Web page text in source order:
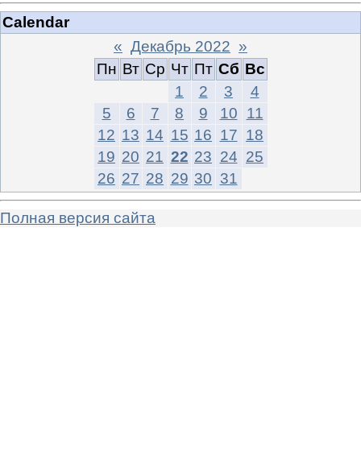
Calendar
« Декабрь 2022 »
Пн Вт Ср Чт Пт Сб Вс
1
2 3
4
5
6 7 8 9 10
11
12 13 14 15 16 17 18
19 20 21 22 23 24 25
26 27 28 29 30 31
Полная версия сайта